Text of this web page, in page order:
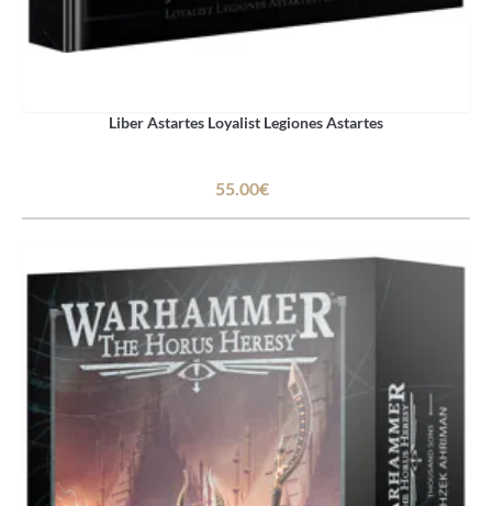
Liber Astartes Loyalist Legiones Astartes
55.00€